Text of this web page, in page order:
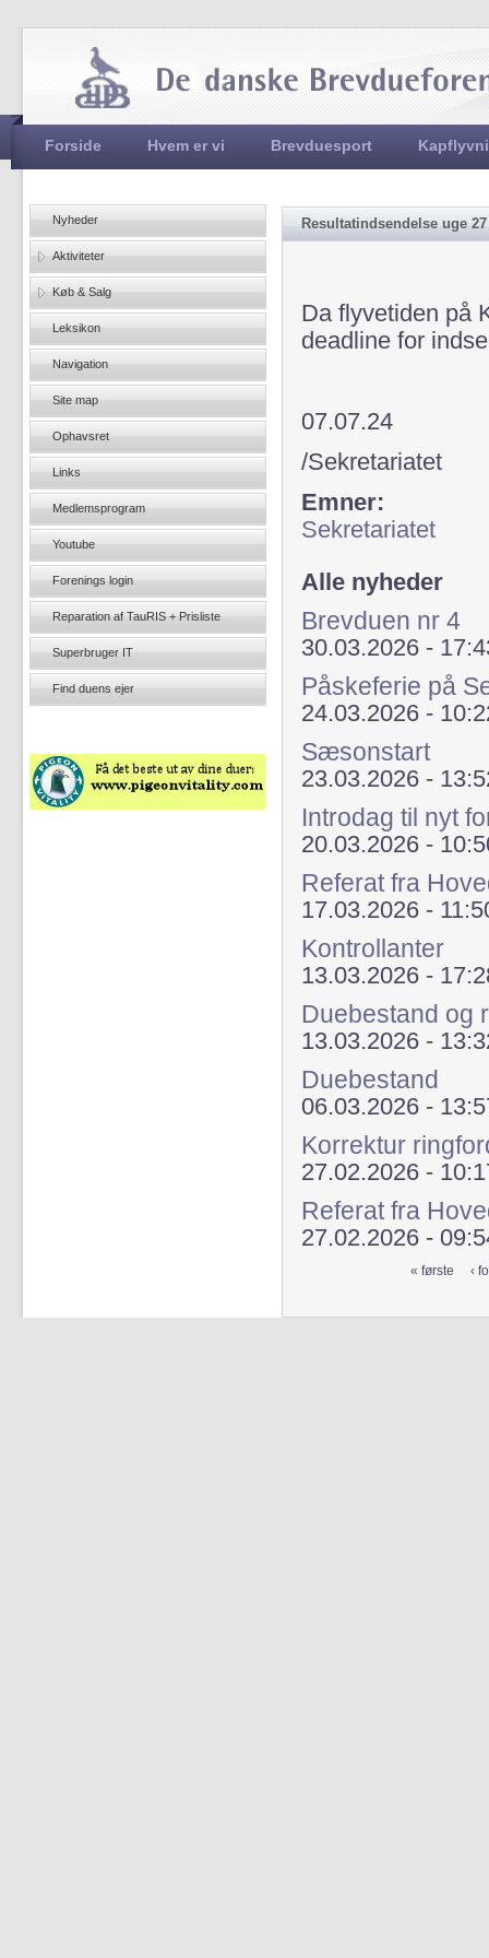
Hovedmenu
Forside Hvem er vi Brevduesport
Resultatindsendelse uge 27
Da flyvetiden på
deadline for
07.07.24
/Sekretariatet
Emner:
Sekretariatet
Alle nyheder
Brevduen nr 4
30.03.2026 -
Påskeferie på
24.03.2026 -
Sæsonstart
23.03.2026 -
Introdag til nyt
20.03.2026 -
Referat fra
17.03.2026 -
Kontrollanter
13.03.2026 -
Duebestand og
13.03.2026 -
Duebestand
06.03.2026 -
Korrektur
27.02.2026 -
Referat fra
27.02.2026 -
« første ‹
Nyheder
Aktiviteter
Køb & Salg
Leksikon
Navigation
Site map
Ophavsret
Links
Medlemsprogram
Youtube
Forenings login
Reparation af TauRIS + Prisliste
Superbruger IT
Find duens ejer